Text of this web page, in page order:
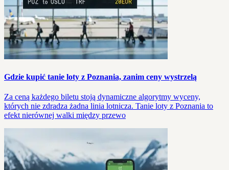
Gdzie kupić tanie loty z Poznania, zanim ceny wystrzelą
Za ceną każdego biletu stoją dynamiczne algorytmy wyceny,
których nie zdradza żadna linia lotnicza. Tanie loty z Poznania to
efekt nierównej walki między przewo